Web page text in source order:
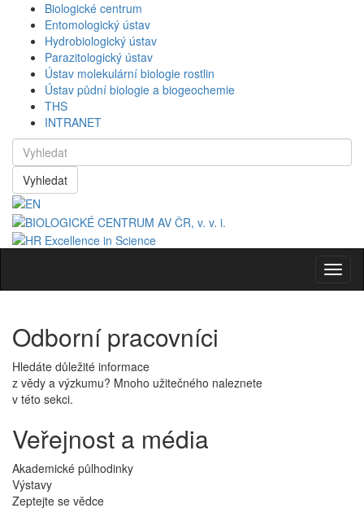
Biologické centrum
Entomologický ústav
Hydrobiologický ústav
Parazitologický ústav
Ústav molekulární biologie rostlin
Ústav půdní biologie a biogeochemie
THS
INTRANET
Vyhledat
Odborní pracovníci
Hledáte důležité informace
z vědy a výzkumu? Mnoho užitečného naleznete
v této sekci.
Veřejnost a média
Akademické půlhodinky
Výstavy
Zeptejte se vědce